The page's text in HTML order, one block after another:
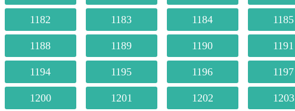
1182 1183 1184 1185
1188 1189 1190 1191
1194 1195 1196 1197
1200 1201 1202 1203